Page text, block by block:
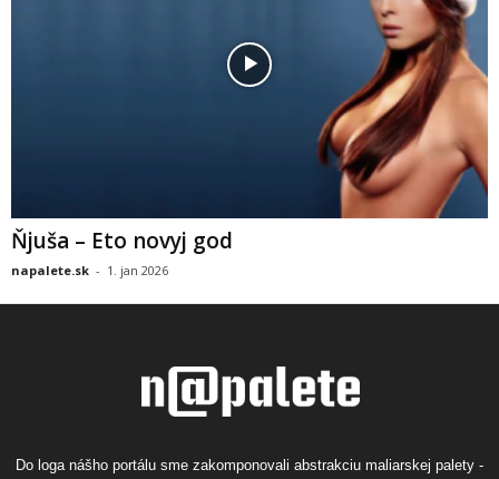
Ňjuša – Eto novyj god
napalete.sk - 1. jan 2026
Do loga nášho portálu sme zakomponovali abstrakciu maliarskej palety -